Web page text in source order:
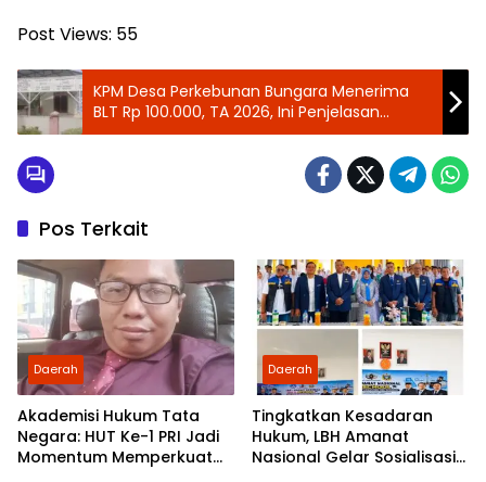
Post Views: 55
KPM Desa Perkebunan Bungara Menerima
BLT Rp 100.000, TA 2026, Ini Penjelasan
Kepala Desa
Pos Terkait
Daerah
Akademisi Hukum Tata
Negara: HUT Ke-1 PRI Jadi
Momentum Memperkuat
Daerah
Tingkatkan Kesadaran
Hukum, LBH Amanat
Nasional Gelar Sosialisasi